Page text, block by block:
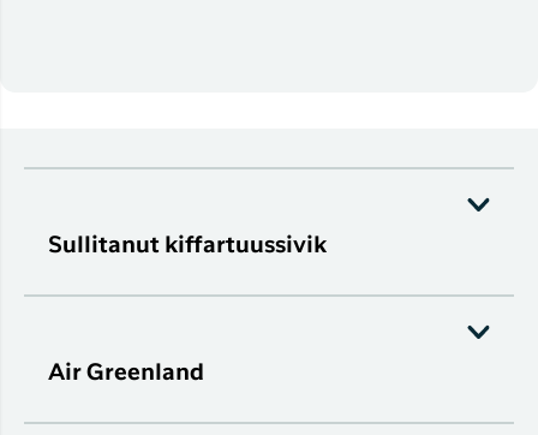
Sullitanut kiffartuussivik
Air Greenland